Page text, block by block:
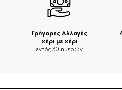
Γρήγορες Αλλαγές
χέρι με χέρι
εντός 30 ημερών